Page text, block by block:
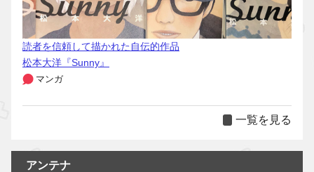
読者を信頼して描かれた自伝的作品
松本大洋『Sunny』
マンガ
一覧を見る
アンテナ